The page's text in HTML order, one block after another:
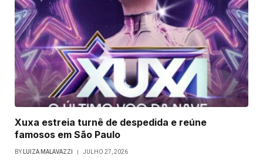
Xuxa estreia turnê de despedida e reúne
famosos em São Paulo
BY LUIZA MALAVAZZI JULHO 27, 2026